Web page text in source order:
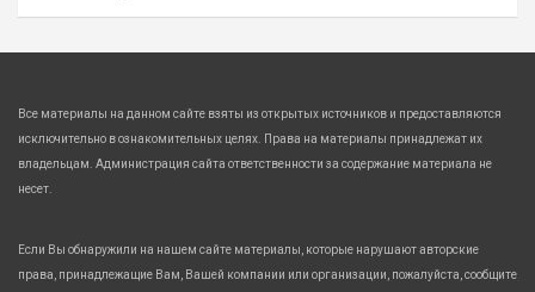
Все материалы на данном сайте взяты из открытых источников и предоставляются
исключительно в ознакомительных целях. Права на материалы принадлежат их
владельцам. Администрация сайта ответственности за содержание материала не
несет.
Если Вы обнаружили на нашем сайте материалы, которые нарушают авторские
права, принадлежащие Вам, Вашей компании или организации, пожалуйста, сообщите